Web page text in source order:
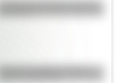
La vida de San Martín contada
Bandera de Bolivia: historia,